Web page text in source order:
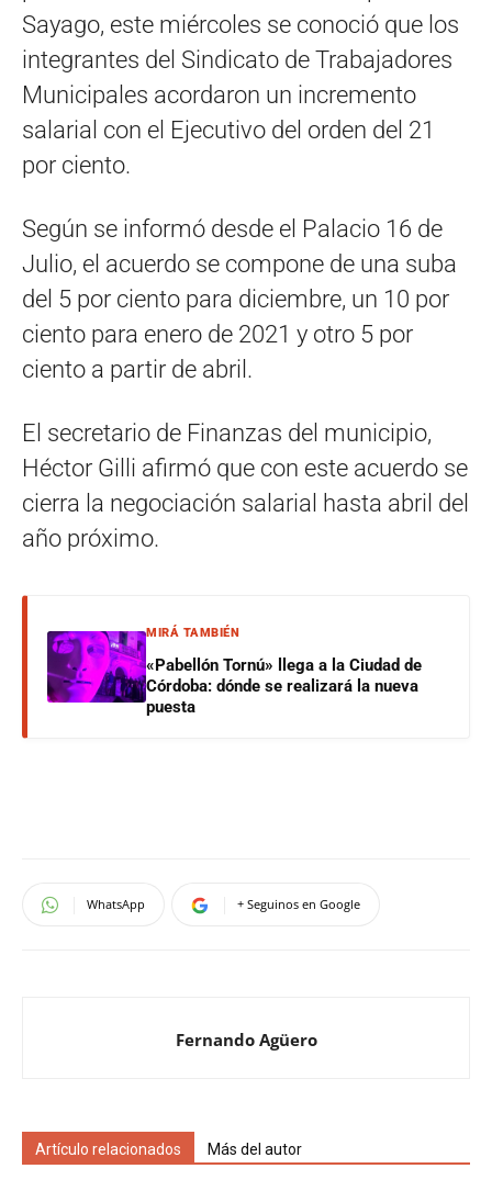
Sayago, este miércoles se conoció que los
integrantes del Sindicato de Trabajadores
Municipales acordaron un incremento
salarial con el Ejecutivo del orden del 21
por ciento.
Según se informó desde el Palacio 16 de
Julio, el acuerdo se compone de una suba
del 5 por ciento para diciembre, un 10 por
ciento para enero de 2021 y otro 5 por
ciento a partir de abril.
El secretario de Finanzas del municipio,
Héctor Gilli afirmó que con este acuerdo se
cierra la negociación salarial hasta abril del
año próximo.
MIRÁ TAMBIÉN
«Pabellón Tornú» llega a la Ciudad de
Córdoba: dónde se realizará la nueva
puesta
WhatsApp + Seguinos en Google
Fernando Agüero
Artículo relacionados Más del autor